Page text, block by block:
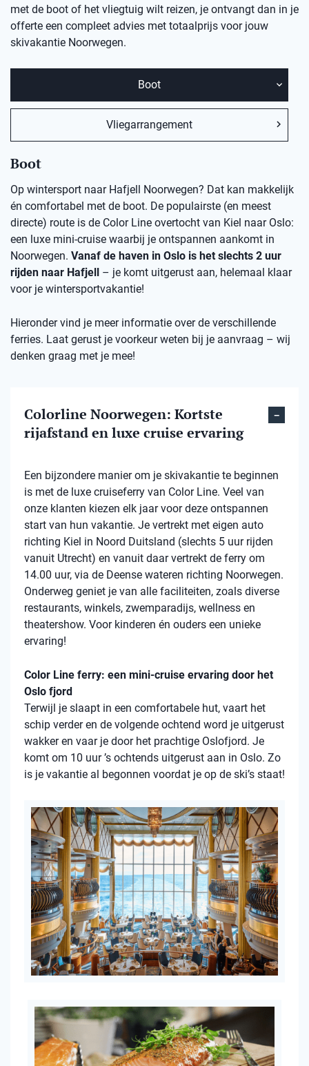
met de boot of het vliegtuig wilt reizen, je ontvangt dan in je
offerte een compleet advies met totaalprijs voor jouw
skivakantie Noorwegen.
Boot
Vliegarrangement
Boot
Op wintersport naar Hafjell Noorwegen? Dat kan makkelijk
én comfortabel met de boot. De populairste (en meest
directe) route is de Color Line overtocht van Kiel naar Oslo:
een luxe mini-cruise waarbij je ontspannen aankomt in
Noorwegen. Vanaf de haven in Oslo is het slechts 2 uur
rijden naar Hafjell – je komt uitgerust aan, helemaal klaar
voor je wintersportvakantie!
Hieronder vind je meer informatie over de verschillende
ferries. Laat gerust je voorkeur weten bij je aanvraag – wij
denken graag met je mee!
Colorline Noorwegen: Kortste
rijafstand en luxe cruise ervaring
Een bijzondere manier om je skivakantie te beginnen
is met de luxe cruiseferry van Color Line. Veel van
onze klanten kiezen elk jaar voor deze ontspannen
start van hun vakantie. Je vertrekt met eigen auto
richting Kiel in Noord Duitsland (slechts 5 uur rijden
vanuit Utrecht) en vanuit daar vertrekt de ferry om
14.00 uur, via de Deense wateren richting Noorwegen.
Onderweg geniet je van alle faciliteiten, zoals diverse
restaurants, winkels, zwemparadijs, wellness en
theatershow. Voor kinderen én ouders een unieke
ervaring!
Color Line ferry: een mini-cruise ervaring door het
Oslo fjord
Terwijl je slaapt in een comfortabele hut, vaart het
schip verder en de volgende ochtend word je uitgerust
wakker en vaar je door het prachtige Oslofjord. Je
komt om 10 uur ’s ochtends uitgerust aan in Oslo. Zo
is je vakantie al begonnen voordat je op de ski’s staat!